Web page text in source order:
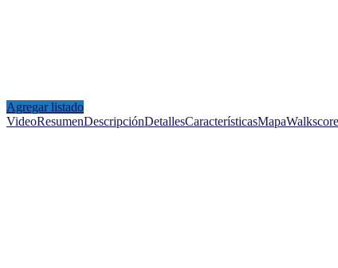
Agregar listado
VideoResumenDescripciónDetallesCaracterísticasMapaWalkscore